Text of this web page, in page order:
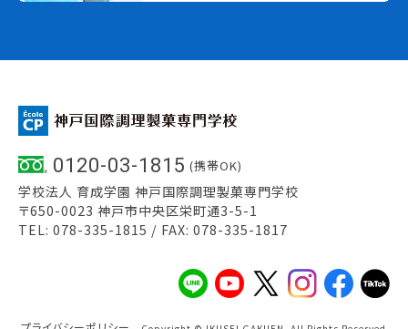
0120-03-1815 (携帯OK)
学校法人 育成学園 神戸国際調理製菓専門学校
〒650-0023 神戸市中央区栄町通3-5-1
TEL: 078-335-1815 / FAX: 078-335-1817